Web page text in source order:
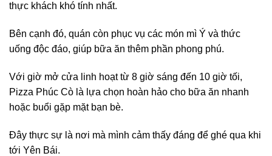
thực khách khó tính nhất.
Bên cạnh đó, quán còn phục vụ các món mì Ý và thức
uống độc đáo, giúp bữa ăn thêm phần phong phú.
Với giờ mở cửa linh hoạt từ 8 giờ sáng đến 10 giờ tối,
Pizza Phúc Cò là lựa chọn hoàn hảo cho bữa ăn nhanh
hoặc buổi gặp mặt bạn bè.
Đây thực sự là nơi mà mình cảm thấy đáng để ghé qua khi
tới Yên Bái.